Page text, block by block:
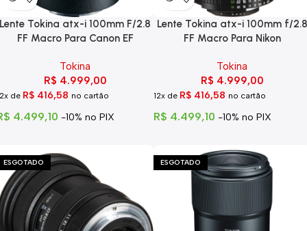
Lente Tokina atx-i 100mm F/2.8
FF Macro Para Canon EF
Tokina
R$ 4.999,00
de R$ 416,58 no cartão
4.499,10 -10% no PIX
Lente Tokina atx-i 100mm f/2.8
FF Macro Para Nikon
Tokina
R$ 4.999,00
12x de R$ 416,58 no cartão
R$ 4.499,10 -10% no PIX
ESGOTADO ESGOTADO